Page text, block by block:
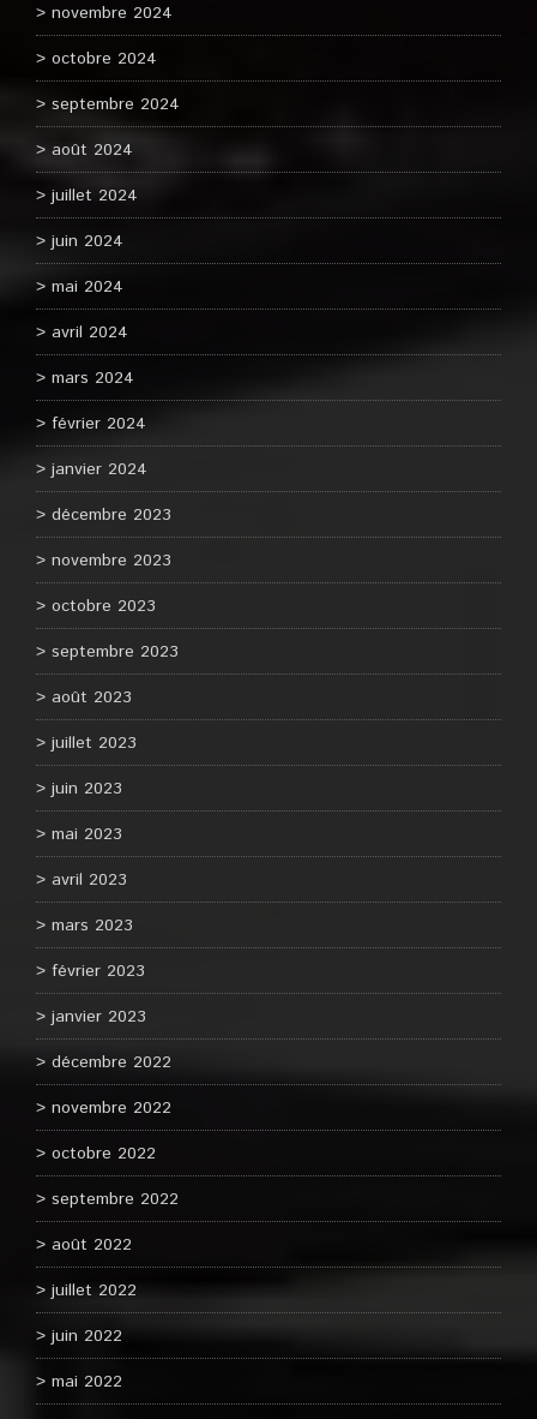
novembre 2024
octobre 2024
septembre 2024
août 2024
juillet 2024
juin 2024
mai 2024
avril 2024
mars 2024
février 2024
janvier 2024
décembre 2023
novembre 2023
octobre 2023
septembre 2023
août 2023
juillet 2023
juin 2023
mai 2023
avril 2023
mars 2023
février 2023
janvier 2023
décembre 2022
novembre 2022
octobre 2022
septembre 2022
août 2022
juillet 2022
juin 2022
mai 2022